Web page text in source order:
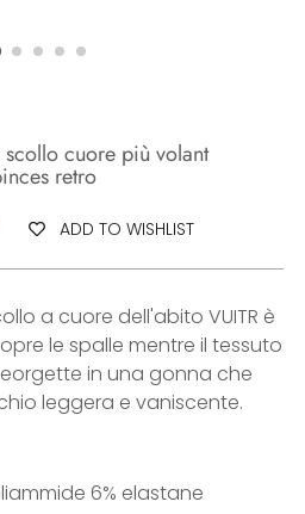
cuore più volant
retro
ADD TO WISHLIST
a cuore dell'abito VUITR è
le spalle mentre il tessuto
in una gonna che
leggera e vaniscente.
6% elastane